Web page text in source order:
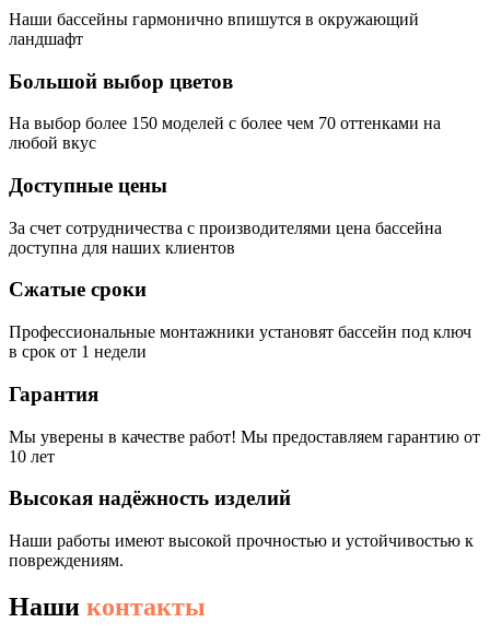
Наши бассейны гармонично впишутся в окружающий
ландшафт
Большой выбор цветов
На выбор более 150 моделей с более чем 70 оттенками на
любой вкус
Доступные цены
За счет сотрудничества с производителями цена бассейна
доступна для наших клиентов
Сжатые сроки
Профессиональные монтажники установят бассейн под ключ
в срок от 1 недели
Гарантия
Мы уверены в качестве работ! Мы предоставляем гарантию от
10 лет
Высокая надёжность изделий
Наши работы имеют высокой прочностью и устойчивостью к
повреждениям.
Наши контакты